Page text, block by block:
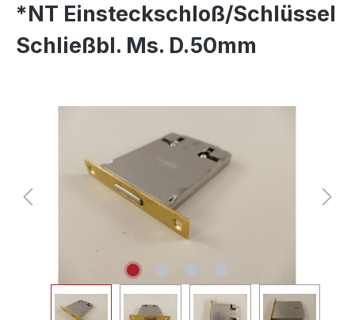
*NT Einsteckschloß/Schlüssel
Schließbl. Ms. D.50mm